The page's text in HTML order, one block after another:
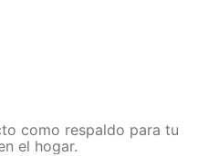
como respaldo para tu
el hogar.